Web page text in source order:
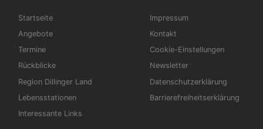
Hauptnavigation
Startseite
Angebote
Termine
Rückblicke
Region Dillinger Land
Lebensstationen
Interessante Links
Fußbereichsmenü
Impressum
Kontakt
Cookie-Einstellungen
Newsletter
Datenschutzerklärung
Barrierefreiheitserklärung